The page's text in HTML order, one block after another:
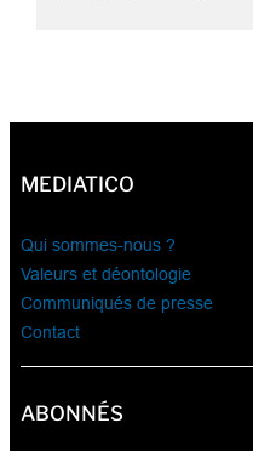
MEDIATICO
Qui sommes-nous ?
Valeurs et déontologie
Communiqués de presse
Contact
ABONNÉS